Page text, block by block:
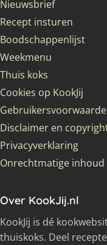
Nieuwsbrief
Recept insturen
Boodschappenlijst
Weekmenu
Thuis koks
Cookies op KookJij
Disclaimer en
Privacyverklaring
Onrechtmatige inhoud
Over KookJij.nl
KookJij is dé
thuiskoks. Deel